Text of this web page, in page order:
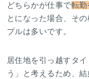
どちらかが仕事で転勤
とになった場合、そ
プルは多いです。
居住地を引っ越すタ
う」と考えるため、